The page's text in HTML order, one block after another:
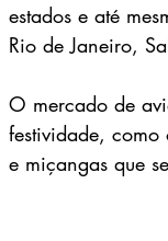
estados e até
Rio de Janeiro,
O mercado de
festividade, como
e miçangas que